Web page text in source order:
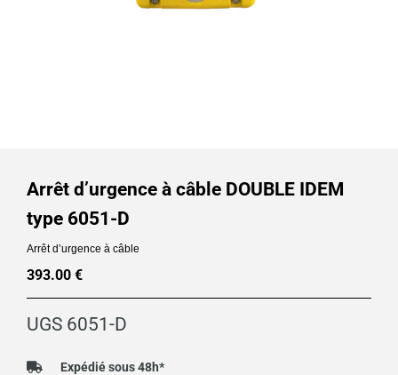
Arrêt d’urgence à câble DOUBLE IDEM
type 6051-D
Arrêt d’urgence à câble
393.00 €
UGS 6051-D
Expédié sous 48h*